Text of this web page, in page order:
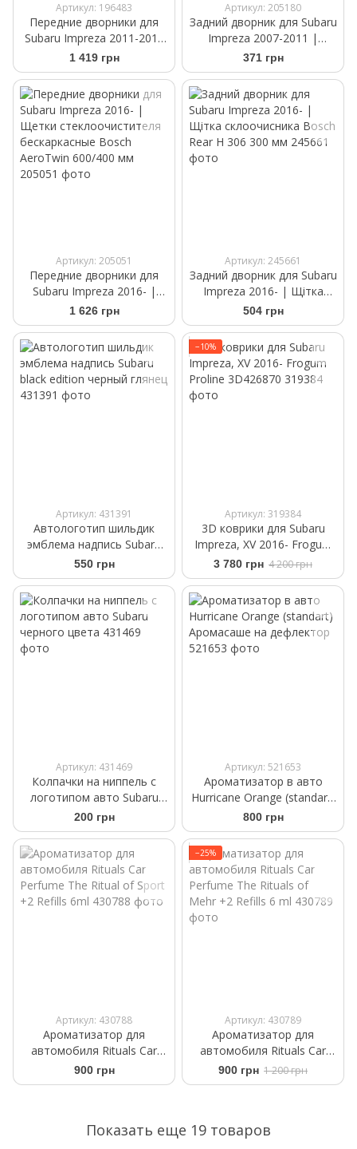
Артикул: 196483
Передние дворники для
Subaru Impreza 2011-2015
| Щетки
стеклоочистителя
AeroTwin AR 653 S 650/400
мм
1 419 грн
Артикул: 205180
Задний дворник для Subaru
Impreza 2007-2011 |
Щетка стеклоочистителя
Bosch Rear H 410 400 мм
371 грн
Артикул: 205051
Передние дворники для
Subaru Impreza 2016- |
Щетки стеклоочистителя
бескаркасные Bosch
1 626 грн
Артикул: 245661
Задний дворник для Subaru
Impreza 2016- | Щітка
склоочисника Bosch Rear
H 306 300 мм
504 грн
Артикул: 431391
Автологотип шильдик
эмблема надпись Subaru
black edition черный глянец
550 грн
−10%
Артикул: 319384
3D коврики для Subaru
Impreza, XV 2016- Frogum
Proline 3D426870
3 780 грн 4 200 грн
Артикул: 431469
Колпачки на ниппель с
логотипом авто Subaru
черного цвета
200 грн
Артикул: 521653
Ароматизатор в авто
Hurricane Orange (standart)
Аромасаше на дефлектор
800 грн
Артикул: 430788
Ароматизатор для
автомобиля Rituals Car
Perfume The Ritual of Sport
+2 Refills 6ml
900 грн
−25%
Артикул: 430789
Ароматизатор для
автомобиля Rituals ​Car
Perfume The Rituals of
Mehr +2 Refills 6 ml
900 грн 1 200 грн
Показать еще 19 товаров